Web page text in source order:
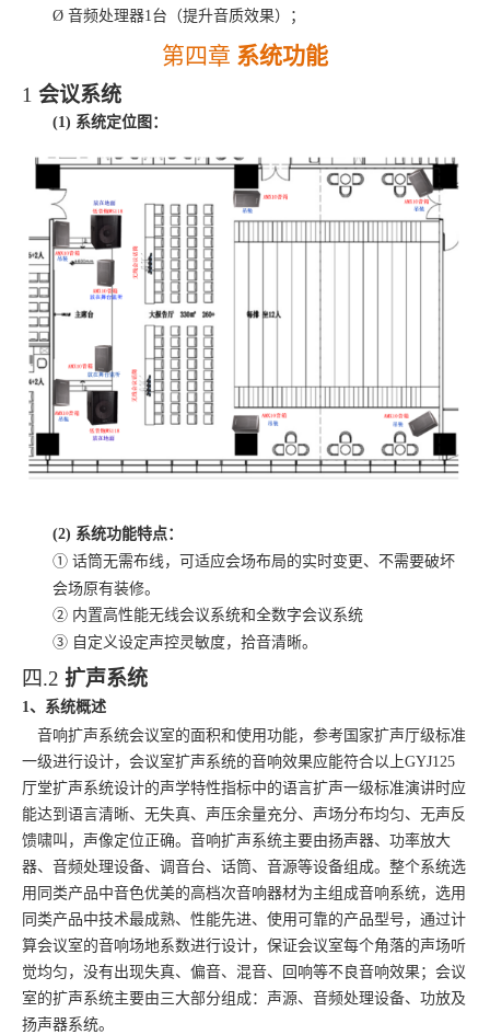
Ø 音频处理器1台（提升音质效果）；
第四章 系统功能
1 会议系统
(1) 系统定位图：
(2) 系统功能特点：
① 话筒无需布线，可适应会场布局的实时变更、不需要破坏
会场原有装修。
② 内置高性能无线会议系统和全数字会议系统
③ 自定义设定声控灵敏度，拾音清晰。
四.2 扩声系统
1、系统概述
音响扩声系统会议室的面积和使用功能，参考国家扩声厅级标准
一级进行设计，会议室扩声系统的音响效果应能符合以上GYJ125
厅堂扩声系统设计的声学特性指标中的语言扩声一级标准演讲时应
能达到语言清晰、无失真、声压余量充分、声场分布均匀、无声反
馈啸叫，声像定位正确。 音响扩声系统主要由扬声器、功率放大
器、音频处理设备、调音台、话筒、音源等设备组成。整个系统选
用同类产品中音色优美的高档次音响器材为主组成音响系统，选用
同类产品中技术最成熟、性能先进、使用可靠的产品型号，通过计
算会议室的音响场地系数进行设计，保证会议室每个角落的声场听
觉均匀，没有出现失真、偏音、混音、回响等不良音响效果；会议
室的扩声系统主要由三大部分组成：声源、音频处理设备、功放及
扬声器系统。